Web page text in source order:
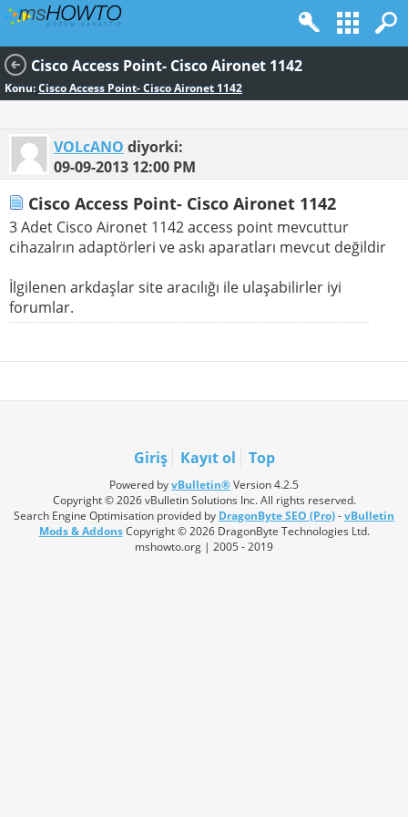
Cisco Access Point- Cisco Aironet 1142
Konu:Cisco Access Point- Cisco Aironet 1142
VOLcANO diyorki:
09-09-2013 12:00 PM
Cisco Access Point- Cisco Aironet 1142
3 Adet Cisco Aironet 1142 access point mevcuttur
cihazalrın adaptörleri ve askı aparatları mevcut değildir
İlgilenen arkdaşlar site aracılığı ile ulaşabilirler iyi
forumlar.
Giriş Kayıt ol Top
Powered byvBulletin®Version 4.2.5
Copyright © 2026 vBulletin Solutions Inc. All rights reserved.
Search Engine Optimisation provided by DragonByte SEO (Pro)-vBulletin
Mods & AddonsCopyright © 2026 DragonByte Technologies Ltd.
mshowto.org | 2005 - 2019